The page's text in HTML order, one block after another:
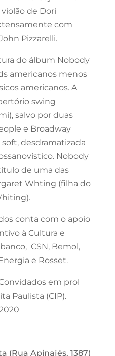
de Dori
com
Pizzarelli.
do álbum Nobody
americanos menos
americanos. A
swing
salvo por duas
e Broadway
desdramatizada
Nobody
de uma das
Whting (filha do
conta com o apoio
à Cultura e
CSN, Bemol,
e Rosset.
em prol
Paulista (CIP).
(Rua Apinajés, 1387)